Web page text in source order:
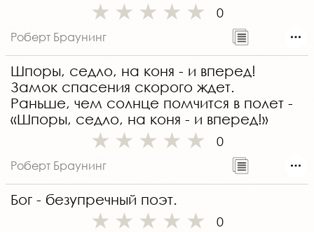
0
Роберт Браунинг
Шпоры, седло, на коня - и вперед!
Замок спасения скорого ждет.
Раньше, чем солнце помчится в полет -
«Шпоры, седло, на коня - и вперед!»
0
Роберт Браунинг
Бог - безупречный поэт.
0